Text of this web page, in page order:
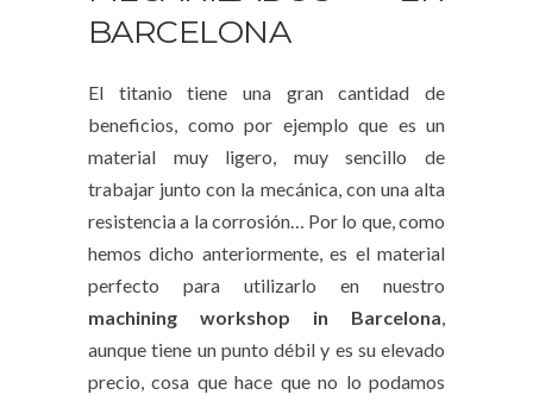
BARCELONA
El titanio tiene una gran cantidad de
beneficios, como por ejemplo que es un
material muy ligero, muy sencillo de
trabajar junto con la mecánica, con una alta
resistencia a la corrosión… Por lo que, como
hemos dicho anteriormente, es el material
perfecto para utilizarlo en nuestro
machining workshop in Barcelona,
aunque tiene un punto débil y es su elevado
precio, cosa que hace que no lo podamos